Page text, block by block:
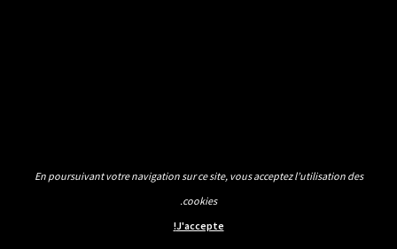
En poursuivant votre navigation sur ce site, vous acceptez l’utilisation des
cookies.
J'accepte!